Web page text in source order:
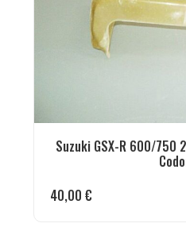
Suzuki GSX-R 600/750
40,00 €